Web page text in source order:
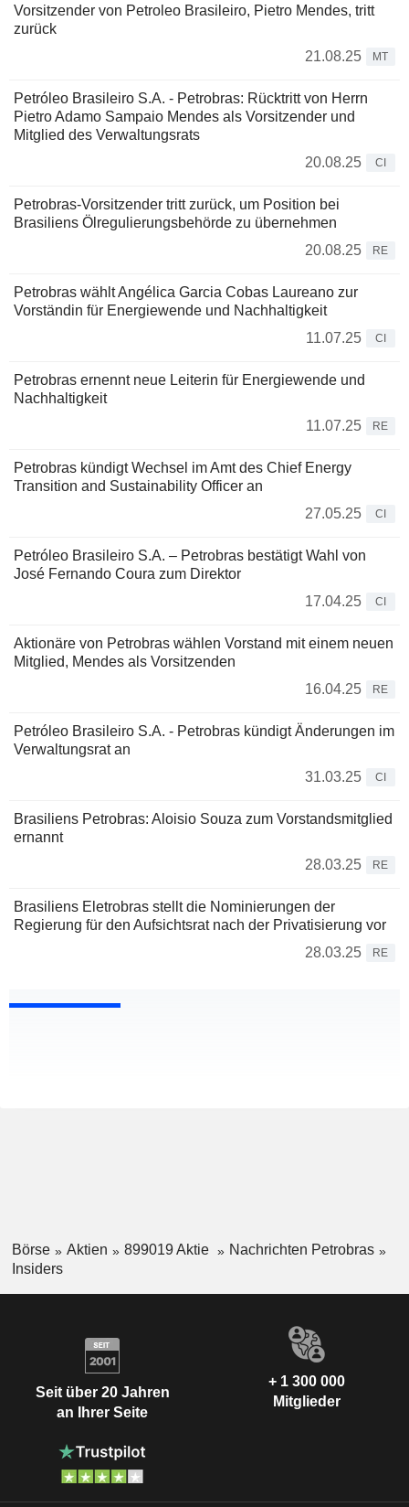
Vorsitzender von Petroleo Brasileiro, Pietro Mendes, tritt
zurück
21.08.25
MT
Petróleo Brasileiro S.A. - Petrobras: Rücktritt von Herrn
Pietro Adamo Sampaio Mendes als Vorsitzender und
Mitglied des Verwaltungsrats
20.08.25
CI
Petrobras-Vorsitzender tritt zurück, um Position bei
Brasiliens Ölregulierungsbehörde zu übernehmen
20.08.25
RE
Petrobras wählt Angélica Garcia Cobas Laureano zur
Vorständin für Energiewende und Nachhaltigkeit
11.07.25
CI
Petrobras ernennt neue Leiterin für Energiewende und
Nachhaltigkeit
11.07.25
RE
Petrobras kündigt Wechsel im Amt des Chief Energy
Transition and Sustainability Officer an
27.05.25
CI
Petróleo Brasileiro S.A. – Petrobras bestätigt Wahl von
José Fernando Coura zum Direktor
17.04.25
CI
Aktionäre von Petrobras wählen Vorstand mit einem neuen
Mitglied, Mendes als Vorsitzenden
16.04.25
RE
Petróleo Brasileiro S.A. - Petrobras kündigt Änderungen im
Verwaltungsrat an
31.03.25
CI
Brasiliens Petrobras: Aloisio Souza zum Vorstandsmitglied
ernannt
28.03.25
RE
Brasiliens Eletrobras stellt die Nominierungen der
Regierung für den Aufsichtsrat nach der Privatisierung vor
28.03.25
RE
Börse Aktien 899019 Aktie
Nachrichten Petrobras
Insiders
Seit über 20 Jahren
an Ihrer Seite
+ 1 300 000
Mitglieder